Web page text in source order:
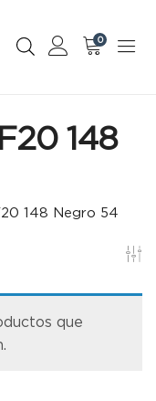
0
148
148 Negro 54
que